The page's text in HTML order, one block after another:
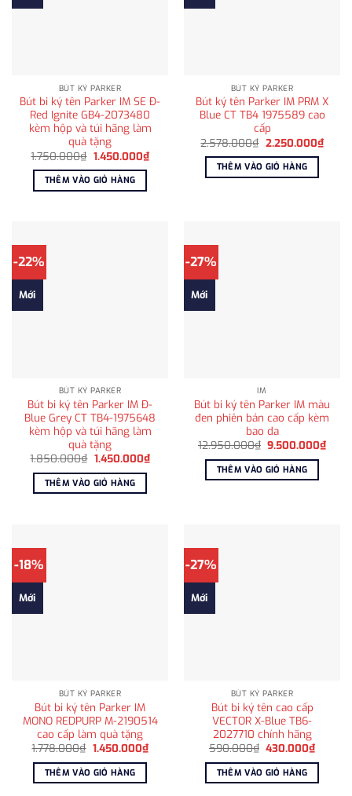
BÚT KÝ PARKER
Bút bi ký tên Parker IM SE Đ-
Red Ignite GB4-2073480
kèm hộp và túi hãng làm
quà tặng
1.750.000₫ Giá
là:
1.750.000₫.
1.450.000₫Giá
hiện
THÊM VÀO GIỎ HÀNG
BÚT KÝ PARKER
Bút ký tên Parker IM PRM X
Blue CT TB4 1975589 cao
cấp
2.578.000₫ Giá
là:
2.578.000₫.
2.250.000₫Giá
hiện
THÊM VÀO GIỎ HÀNG
-22%
Mới
BÚT KÝ PARKER
Bút bi ký tên Parker IM Đ-
Blue Grey CT TB4-1975648
kèm hộp và túi hãng làm
quà tặng
1.850.000₫ Giá
là:
1.850.000₫.
1.450.000₫Giá
hiện
THÊM VÀO GIỎ HÀNG
-27%
Mới
IM
Bút bi ký tên Parker IM màu
đen phiên bản cao cấp kèm
bao da
12.950.000₫ Giá
là:
12.950.000₫.
9.500.000₫Giá
hiện
THÊM VÀO GIỎ HÀNG
-18%
Mới
BÚT KÝ PARKER
Bút bi ký tên Parker IM
MONO REDPURP M-2190514
cao cấp làm quà tặng
1.778.000₫ Giá
là:
1.778.000₫.
1.450.000₫Giá
hiện
1.450.000₫.
THÊM VÀO GIỎ HÀNG
-27%
Mới
BÚT KÝ PARKER
Bút bi ký tên cao cấp
VECTOR X-Blue TB6-
2027710 chính hãng
590.000₫ Giá
là:
590.000₫.
430.000₫Giá
hiện
tại
THÊM VÀO GIỎ HÀNG